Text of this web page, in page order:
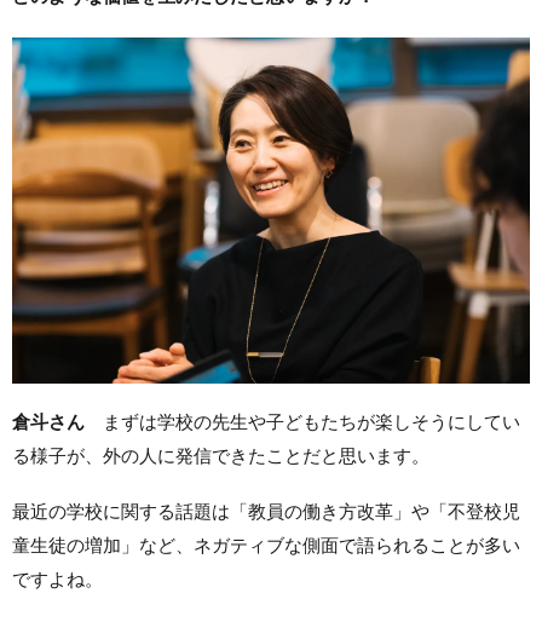
倉斗さん
まずは学校の先生や子どもたちが楽しそうにしてい
る様子が、外の人に発信できたことだと思います。
最近の学校に関する話題は「教員の働き方改革」や「不登校児
童生徒の増加」など、ネガティブな側面で語られることが多い
ですよね。